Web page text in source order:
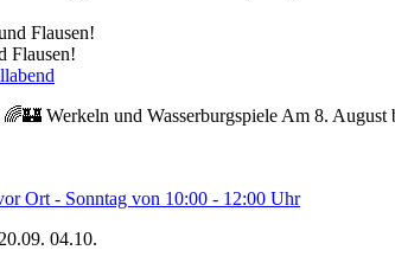
Flausen!
Werkeln und Wasserburgspiele Am 8.
Ort - Sonntag von 10:00 - 12:00 Uhr
04.10.